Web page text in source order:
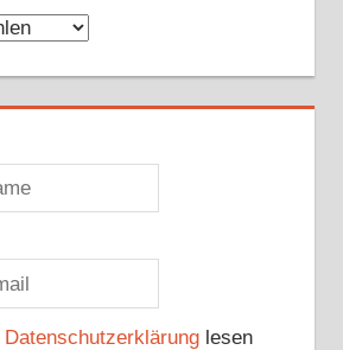
Datenschutzerklärunglesen